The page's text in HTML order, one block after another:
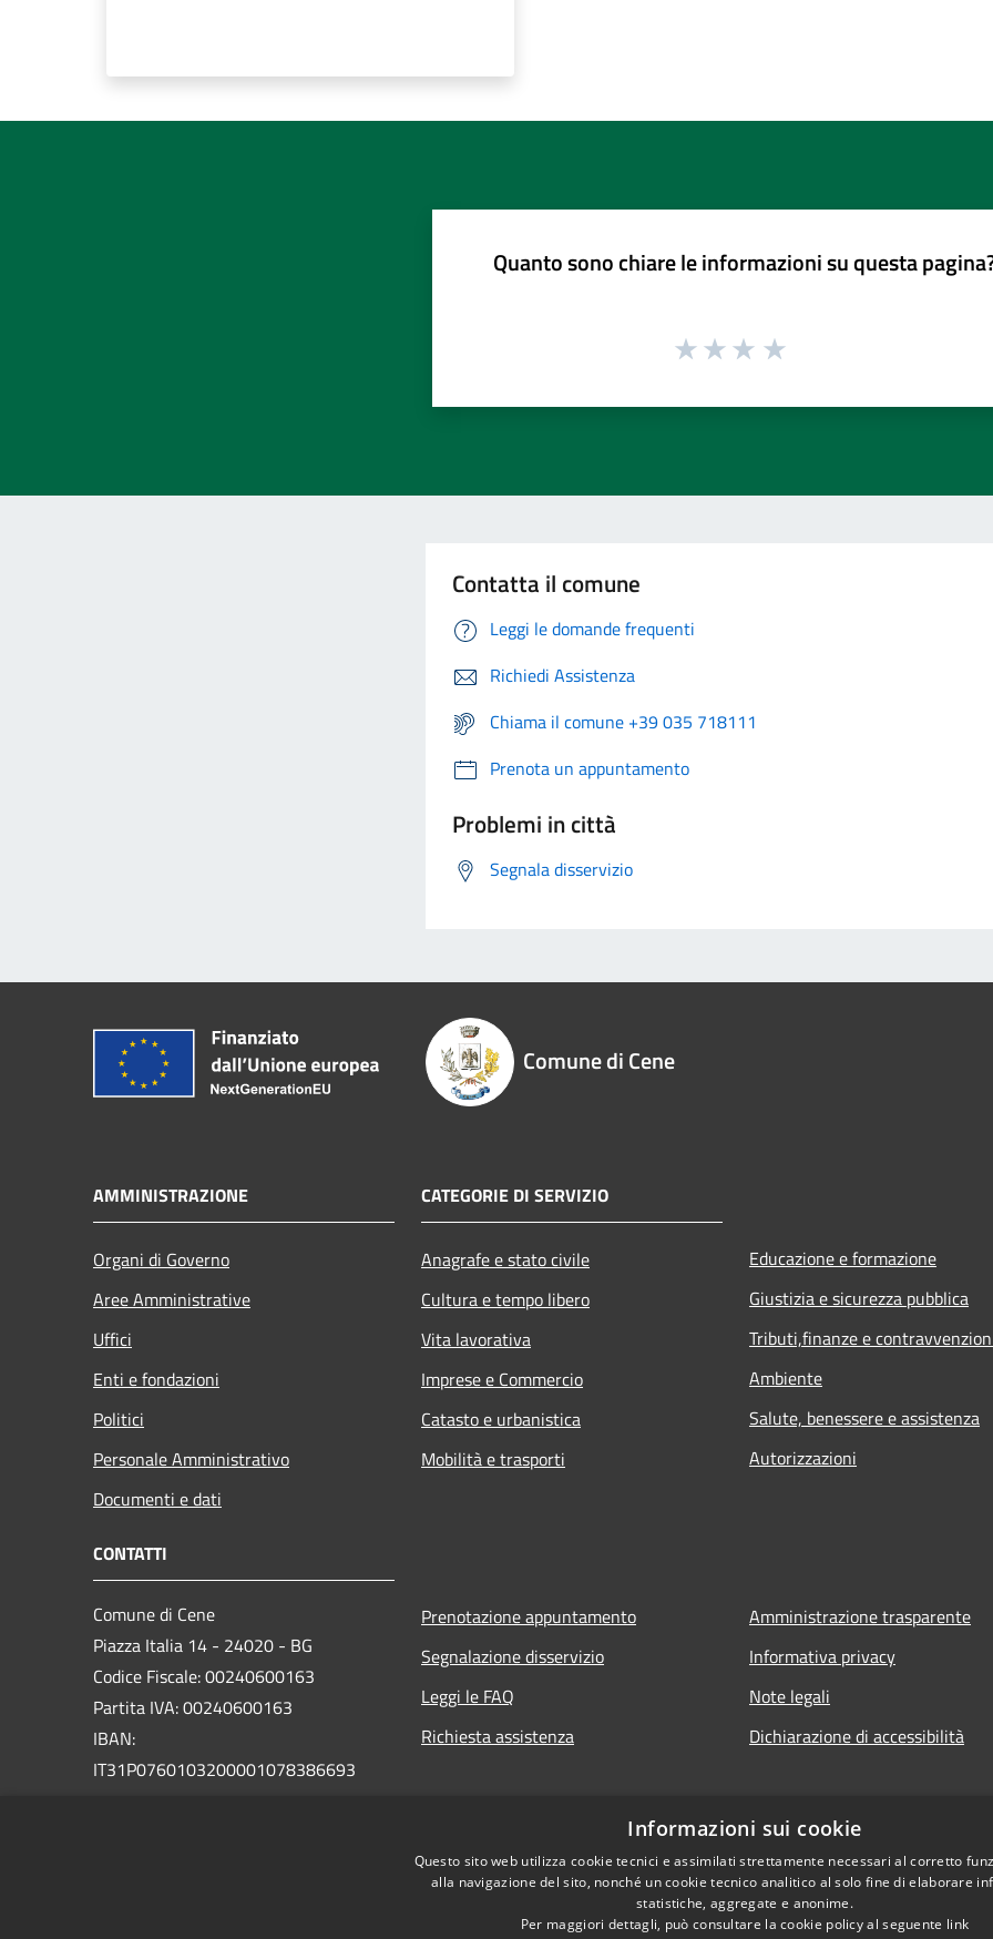
Quanto sono chiare le informazioni su questa
Contatta il comune
Leggi le domande frequenti
Richiedi Assistenza
Chiama il comune +39 035 718111
Prenota un appuntamento
Problemi in città
Segnala disservizio
Comune di Cene
AMMINISTRAZIONE
Organi di Governo
Aree Amministrative
Uffici
Enti e fondazioni
Politici
Personale Amministrativo
Documenti e dati
CATEGORIE DI SERVIZIO
Anagrafe e stato civile
Cultura e tempo libero
Vita lavorativa
Imprese e Commercio
Catasto e urbanistica
Mobilità e trasporti
Educazione e formazione
Giustizia e sicurezza pubblica
Tributi,finanze e
Ambiente
Salute, benessere e assistenza
Autorizzazioni
CONTATTI
Comune di Cene
Piazza Italia 14 - 24020 - BG
Codice Fiscale: 00240600163
Partita IVA: 00240600163
IBAN:
IT31P0760103200001078386693
Prenotazione appuntamento
Segnalazione disservizio
Leggi le FAQ
Richiesta assistenza
Amministrazione trasparente
Informativa privacy
Note legali
Dichiarazione di accessibilità
Informazioni sui cookie
Questo sito web utilizza cookie tecnici e assimilati strettamente necessari al corretto
alla navigazione del sito, nonché un cookie tecnico analitico al solo fine di elaborare
statistiche, aggregate e anonime.
Per maggiori dettagli, può consultare la cookie policy al seguente link